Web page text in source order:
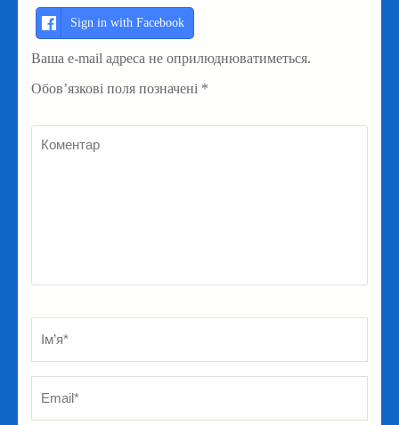
Sign in with Facebook
Ваша e-mail адреса не оприлюднюватиметься.
Обов’язкові поля позначені *
Коментар
Ім’я *